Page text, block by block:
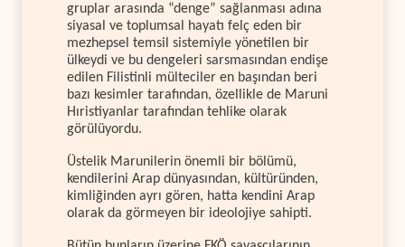
gruplar arasında “denge” sağlanması adına
siyasal ve toplumsal hayatı felç eden bir
mezhepsel temsil sistemiyle yönetilen bir
ülkeydi ve bu dengeleri sarsmasından endişe
edilen Filistinli mülteciler en başından beri
bazı kesimler tarafından, özellikle de Maruni
Hıristiyanlar tarafından tehlike olarak
görülüyordu.
Üstelik Marunilerin önemli bir bölümü,
kendilerini Arap dünyasından, kültüründen,
kimliğinden ayrı gören, hatta kendini Arap
olarak da görmeyen bir ideolojiye sahipti.